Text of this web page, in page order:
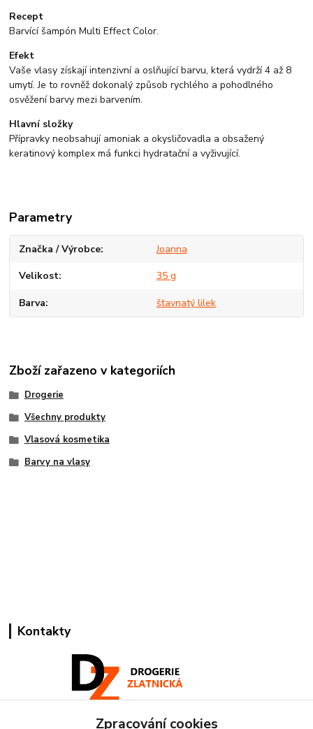
Recept
Barvící šampón Multi Effect Color.
Efekt
Vaše vlasy získají intenzivní a oslňující barvu, která vydrží 4 až 8
umytí. Je to rovněž dokonalý způsob rychlého a pohodlného
osvěžení barvy mezi barvením.
Hlavní složky
Přípravky neobsahují amoniak a okysličovadla a obsažený
keratinový komplex má funkci hydratační a vyživující.
Parametry
Značka / Výrobce Joanna
Velikost 35 g
Barva šťavnatý lilek
Zboží zařazeno v kategoriích
Drogerie
Všechny produkty
Vlasová kosmetika
Barvy na vlasy
Kontakty
Zpracování cookies